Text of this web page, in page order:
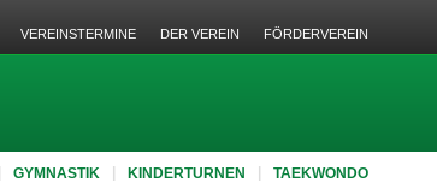
GYMNASTIK KINDERTURNEN TAEKWONDO
VEREINSTERMINE DER VEREIN FÖRDERVEREIN